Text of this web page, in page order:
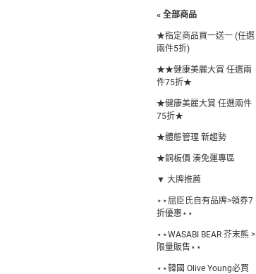
« 全部商品
★指定商品買一送一 (任選
兩件5折)
★★健康美麗大賞 任選兩
件75折★
★健康美麗大賞 任選兩件
75折★
★體態管理 新趨勢
★銅板價 湊免運專區
▼ 大牌推薦
⋆⋆屈臣氏自有品牌>領券7
折優惠⋆⋆
⋆⋆WASABI BEAR 芥末熊 >
限量販售⋆⋆
⋆⋆韓國 Olive Young必買